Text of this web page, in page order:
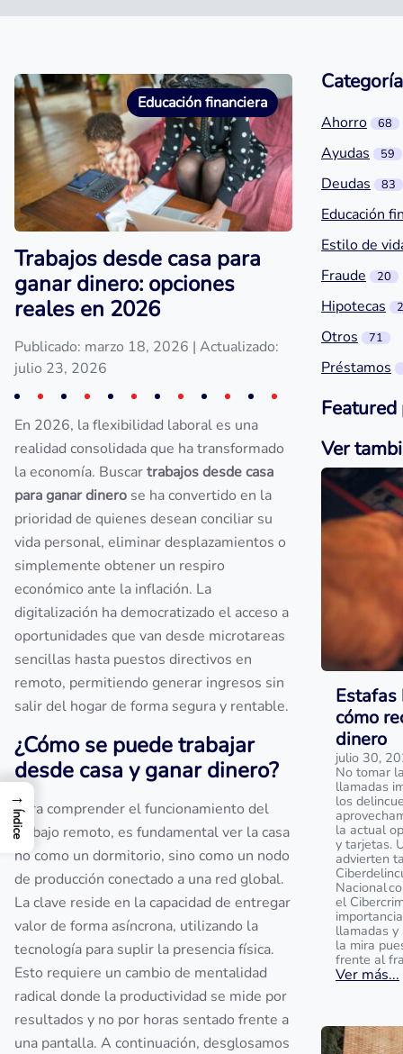
Educación financiera
Trabajos desde casa para
ganar dinero: opciones
reales en 2026
Publicado: marzo 18, 2026 | Actualizado:
julio 23, 2026
En 2026, la flexibilidad laboral es una
realidad consolidada que ha transformado
la economía. Buscartrabajos desde casa
para ganar dinero se ha convertido en la
prioridad de quienes desean conciliar su
vida personal, eliminar desplazamientos o
simplemente obtener un respiro
económico ante la inflación. La
digitalización ha democratizado el acceso a
oportunidades que van desde microtareas
sencillas hasta puestos directivos en
remoto, permitiendo generar ingresos sin
salir del hogar de forma segura y rentable.
¿Cómo se puede trabajar
desde casa y ganar dinero?
Para comprender el funcionamiento del
trabajo remoto, es fundamental ver la casa
no como un dormitorio, sino como un nodo
de producción conectado a una red global.
La clave reside en la capacidad de entregar
valor de forma asíncrona, utilizando la
tecnología para suplir la presencia física.
Esto requiere un cambio de mentalidad
radical donde la productividad se mide por
resultados y no por horas sentado frente a
una pantalla. A continuación, desglosamos
Ahorro 68
Ayudas 59
Deudas 83
Educación
Estilo de
Fraude
20
Hipotecas
Otros 71
Préstamos
Featured
Ver
Estafas
cómo
dinero
julio 30,
No tomar
llamadas
los
la actual
y tarjetas.
advierten
Nacional
el
llamadas y
la mira
frente al
Ver más...
→
Índice